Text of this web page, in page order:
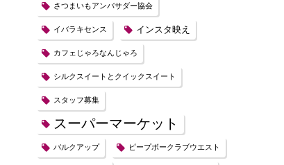
さつまいもアンバサダー協会
イバラキセンス インスタ映え
カフェじゃろなんじゃろ
シルクスイートとクイックスイート
スタッフ募集
スーパーマーケット
バルクアップ ピープボークラブウエスト